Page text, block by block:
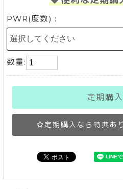
PWR(度数) :
数量:
定期購
定期購入なら特典あ